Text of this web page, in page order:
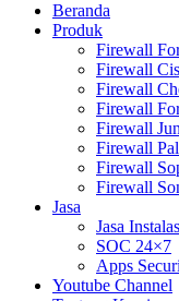
Beranda
Produk
Firewall
Firewall
Firewall
Firewall
Firewall
Firewall
Firewall
Firewall
Jasa
Jasa
SOC 24×7
Apps
Youtube Channel